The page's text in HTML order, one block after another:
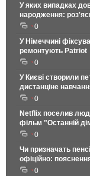
У яких випадках
народження:
0
У Німеччині
ремонтують Patriot
0
У Києві створили
дистанціне
0
Netflix поселив
фільм "Останній
0
Чи призначать
офіційно:
0